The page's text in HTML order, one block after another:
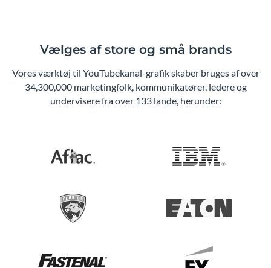
Vælges af store og små brands
Vores værktøj til YouTubekanal-grafik skaber bruges af over
34,300,000 marketingfolk, kommunikatører, ledere og
undervisere fra over 133 lande, herunder: